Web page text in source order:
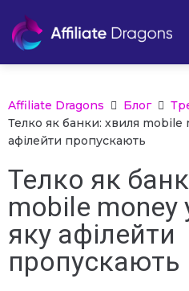
Affiliate Dragons Блог
Телко як банки: хвиля mobile
афілейти пропускають
Телко як
mobile money
яку афілейти
пропускають